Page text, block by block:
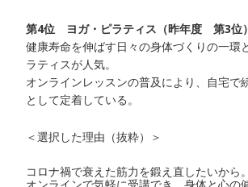
第4位 ヨガ・ピラティス（昨年度 第3位）
健康寿命を伸ばす日々の身体づくりの一環
ラティスが人気。
オンラインレッスンの普及により、自宅で
として定着している。
＜選択した理由（抜粋）＞
コロナ禍で衰えた筋力を鍛え直したいから。